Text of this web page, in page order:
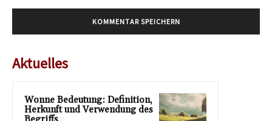
Aktuelles
Wonne Bedeutung: Definition,
Herkunft und Verwendung des